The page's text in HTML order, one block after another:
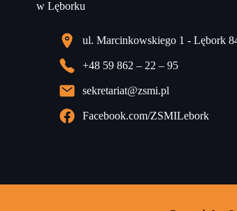
ul. Marcinkowskiego 1 - Lębork
+48 59 862 – 22 – 95
sekretariat@zsmi.pl
Facebook.com/ZSMILebork